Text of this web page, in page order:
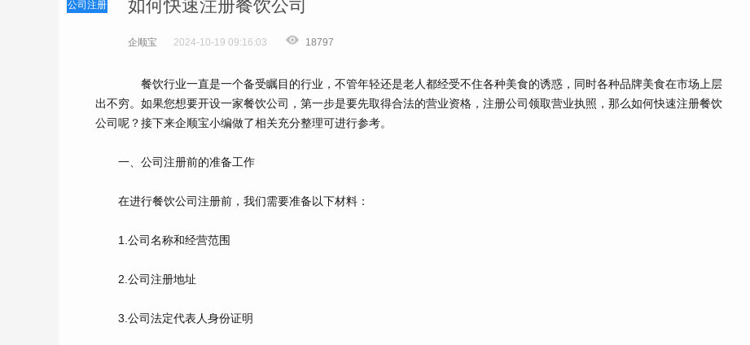
公司注册 如何快速注册餐饮公司
企顺宝 2024-10-19 09:16:03 18797
餐饮行业一直是一个备受瞩目的行业，不管年轻还是老人都经受不住各种美食的诱惑，同时各种品牌美食在市场上层
出不穷。如果您想要开设一家餐饮公司，第一步是要先取得合法的营业资格，注册公司领取营业执照，那么如何快速注册餐饮
公司呢？接下来企顺宝小编做了相关充分整理可进行参考。
一、公司注册前的准备工作
在进行餐饮公司注册前，我们需要准备以下材料：
1.公司名称和经营范围
2.公司注册地址
3.公司法定代表人身份证明